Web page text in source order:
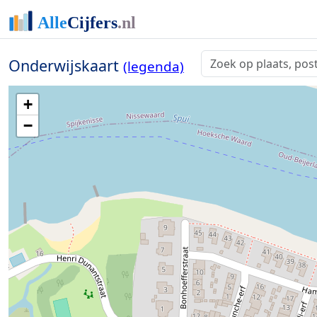
Onderwijskaart (legenda)
+
−